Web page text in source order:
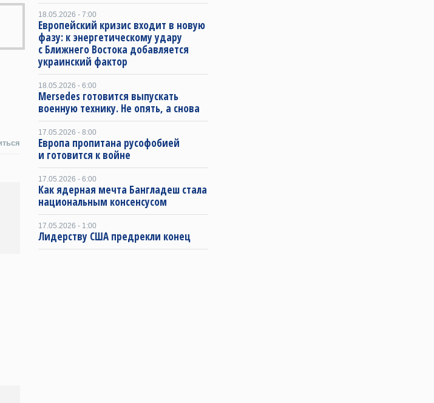
18.05.2026 - 7:00
Европейский кризис входит в новую
фазу: к энергетическому удару
с Ближнего Востока добавляется
украинский фактор
18.05.2026 - 6:00
Mersedes готовится выпускать
военную технику. Не опять, а снова
17.05.2026 - 8:00
Европа пропитана русофобией
и готовится к войне
17.05.2026 - 6:00
Как ядерная мечта Бангладеш стала
национальным консенсусом
17.05.2026 - 1:00
Лидерству США предрекли конец